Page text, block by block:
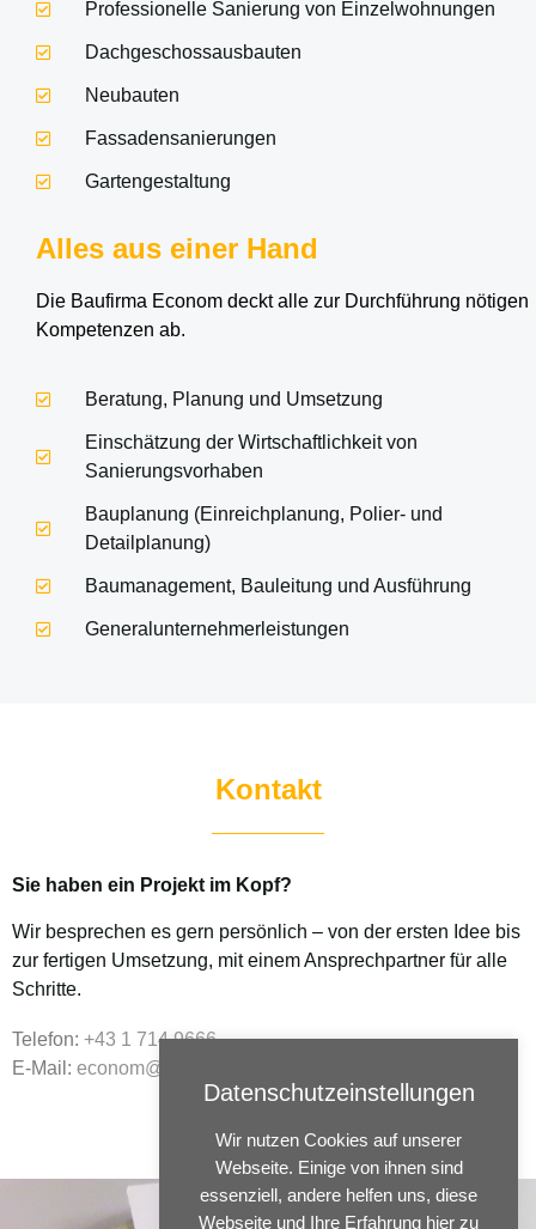
Professionelle Sanierung von Einzelwohnungen
Dachgeschossausbauten
Neubauten
Fassadensanierungen
Gartengestaltung
Alles aus einer Hand
Die Baufirma Econom deckt alle zur Durchführung nötigen
Kompetenzen ab.
Beratung, Planung und Umsetzung
Einschätzung der Wirtschaftlichkeit von
Sanierungsvorhaben
Bauplanung (Einreichplanung, Polier- und
Detailplanung)
Baumanagement, Bauleitung und Ausführung
Generalunternehmerleistungen
Kontakt
Sie haben ein Projekt im Kopf?
Wir besprechen es gern persönlich – von der ersten Idee bis
zur fertigen Umsetzung, mit einem Ansprechpartner für alle
Schritte.
Telefon: +43 1 714 9666
E-Mail: econom@econom.at
Datenschutzeinstellungen
Wir nutzen Cookies auf unserer
Webseite. Einige von ihnen sind
essenziell, andere helfen uns, diese
Webseite und Ihre Erfahrung hier zu